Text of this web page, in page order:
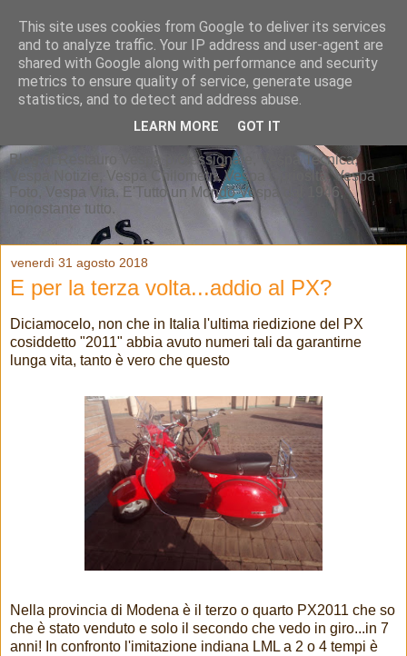
Blog di Restauro Vespa professionale, Vespa Tecnica,
Vespa Notizie, Vespa Chilometri, Vespa Curiosità, Vespa
Foto, Vespa Vita. E'Tutto un Mondo Vespa dal 1946,
nonostante tutto.
venerdì 31 agosto 2018
E per la terza volta...addio al PX?
Diciamocelo, non che in Italia l'ultima riedizione del PX
cosiddetto "2011" abbia avuto numeri tali da garantirne
lunga vita, tanto è vero che questo
Nella provincia di Modena è il terzo o quarto PX2011 che so
che è stato venduto e solo il secondo che vedo in giro...in 7
anni! In confronto l'imitazione indiana LML a 2 o 4 tempi è
This site uses cookies from Google to deliver its services
and to analyze traffic. Your IP address and user-agent are
shared with Google along with performance and security
metrics to ensure quality of service, generate usage
statistics, and to detect and address abuse.
LEARN MORE GOT IT